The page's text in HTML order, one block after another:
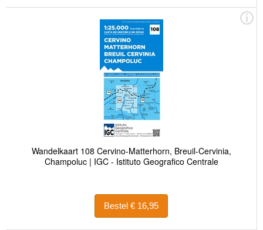
Wandelkaart 108 Cervino-Matterhorn, Breuil-Cervinia,
Champoluc | IGC - Istituto Geografico Centrale
Bestel € 16,95